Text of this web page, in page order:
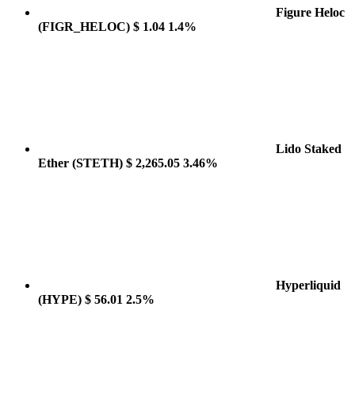
Figure Heloc
(FIGR_HELOC) $ 1.04 1.4%
Lido Staked
Ether (STETH) $ 2,265.05 3.46%
Hyperliquid
(HYPE) $ 56.01 2.5%